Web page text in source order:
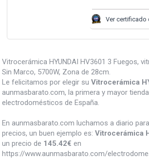
Ver certificado
Vitrocerámica HYUNDAI HV3601 3 Fuegos,
Sin Marco, 5700W, Zona de 28cm.
Le felicitamos por elegir su Vitrocerámica
aunmasbarato.com, la primera y mayor
electrodomésticos de España.
En aunmasbarato.com luchamos a diario
precios, un buen ejemplo es: Vitrocerámica
un precio de 145.42€ en
https://www.aunmasbarato.com/